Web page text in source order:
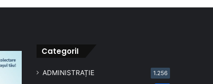
CategoriI
ADMINISTRAȚIE 1.256